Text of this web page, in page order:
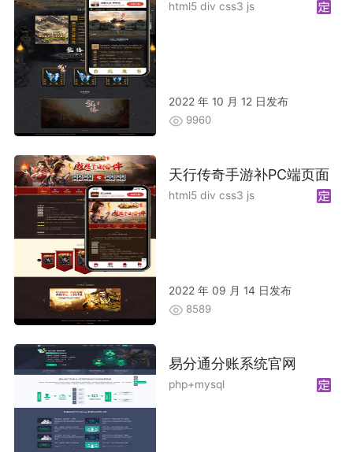
html5 div css3 js
2022 年 10 月 12 日发布
9960
天行传奇手游补PC端页面
html5 div css3 js
2022 年 09 月 14 日发布
8589
易分通分账系统官网
php+mysql